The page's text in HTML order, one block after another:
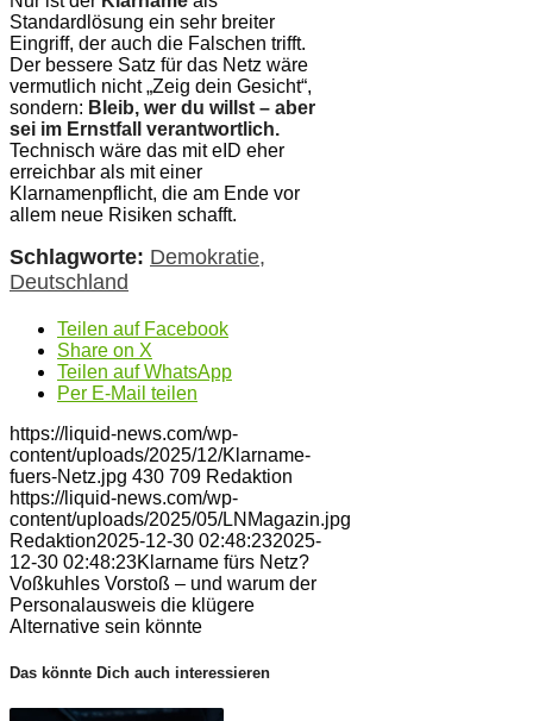
Standardlösung ein sehr breiter
Eingriff, der auch die Falschen trifft.
Der bessere Satz für das Netz wäre
vermutlich nicht „Zeig dein Gesicht“,
sondern: Bleib, wer du willst – aber
sei im Ernstfall verantwortlich.
Technisch wäre das mit eID eher
erreichbar als mit einer
Klarnamenpflicht, die am Ende vor
allem neue Risiken schafft.
Schlagworte: Demokratie,
Deutschland
Teilen auf Facebook
Share on X
Teilen auf WhatsApp
Per E-Mail teilen
https://liquid-news.com/wp-
content/uploads/2025/12/Klarname-
fuers-Netz.jpg 430 709 Redaktion
https://liquid-news.com/wp-
content/uploads/2025/05/LNMagazin.jpg
Redaktion2025-12-30 02:48:232025-
12-30 02:48:23Klarname fürs Netz?
Voßkuhles Vorstoß – und warum der
Personalausweis die klügere
Alternative sein könnte
Das könnte Dich auch interessieren